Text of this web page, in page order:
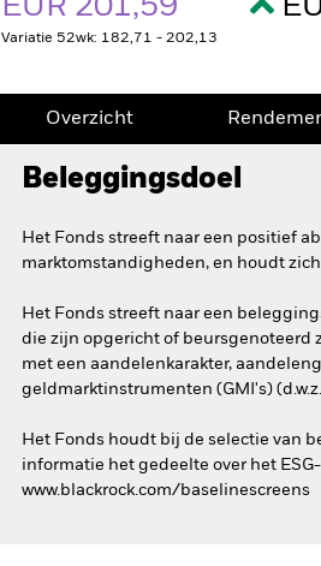
EUR 201,59
Variatie 52wk: 182,71 - 202,13
Overzicht
Beleggingsdoel
Het Fonds streeft naar een positief
marktomstandigheden, en houdt
Het Fonds streeft naar een
die zijn opgericht of beursgenoteerd
met een aandelenkarakter,
geldmarktinstrumenten (GMI's)
Het Fonds houdt bij de selectie van
informatie het gedeelte over het
www.blackrock.com/baselinescreens